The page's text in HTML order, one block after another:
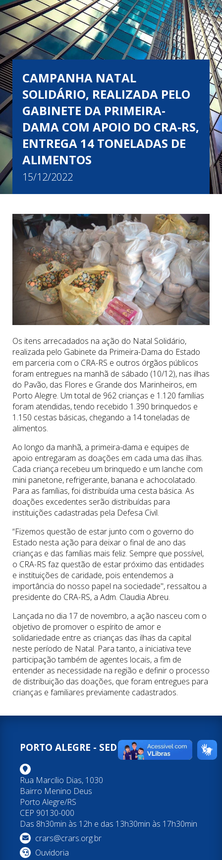
CAMPANHA NATAL
SOLIDÁRIO, REALIZADA PELO
GABINETE DA PRIMEIRA-
DAMA COM APOIO DO CRA-RS,
ENTREGA 14 TONELADAS DE
ALIMENTOS
15/12/2022
Os itens arrecadados na ação do Natal Solidário,
realizada pelo Gabinete da Primeira-Dama do Estado
em parceria com o CRA-RS e outros órgãos públicos
foram entregues na manhã de sábado (10/12), nas ilhas
do Pavão, das Flores e Grande dos Marinheiros, em
Porto Alegre. Um total de 962 crianças e 1.120 famílias
foram atendidas, tendo recebido 1.390 brinquedos e
1.150 cestas básicas, chegando a 14 toneladas de
alimentos.
Ao longo da manhã, a primeira-dama e equipes de
apoio entregaram as doações em cada uma das ilhas.
Cada criança recebeu um brinquedo e um lanche com
mini panetone, refrigerante, banana e achocolatado.
Para as famílias, foi distribuída uma cesta básica. As
doações excedentes serão distribuídas para
instituições cadastradas pela Defesa Civil.
“Fizemos questão de estar junto com o governo do
Estado nesta ação para deixar o final de ano das
crianças e das famílias mais feliz. Sempre que possível,
o CRA-RS faz questão de estar próximo das entidades
e instituições de caridade, pois entendemos a
importância do nosso papel na sociedade", ressaltou a
presidente do CRA-RS, a Adm. Claudia Abreu.
Lançada no dia 17 de novembro, a ação nasceu com o
objetivo de promover o espírito de amor e
solidariedade entre as crianças das ilhas da capital
neste período de Natal. Para tanto, a iniciativa teve
participação também de agentes locais, a fim de
entender as necessidade na região e definir o processo
de distribuição das doações, que foram entregues para
crianças e familiares previamente cadastrados.
PORTO ALEGRE - SEDE
Rua Marcílio Dias, 1030
Bairro Menino Deus
Porto Alegre/RS
CEP 90130-000
Das 8h30min às 12h e das 13h30min às 17h30min
crars@crars.org.br
Ouvidoria